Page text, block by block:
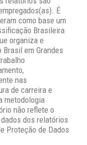
É
como base um
Brasileira
organiza e
em Grandes
nas
de carreira e
metodologia
não reflete o
dos relatórios
Proteção de Dados